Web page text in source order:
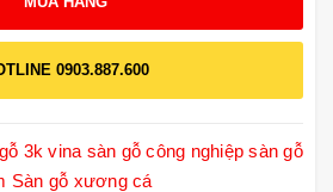
0903.887.600
3k vina sàn gỗ công nghiệp sàn gỗ
Sàn gỗ xương cá